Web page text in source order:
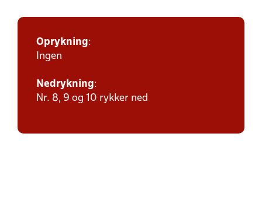
Oprykning:
Ingen
Nedrykning:
Nr. 8, 9 og 10 rykker ned